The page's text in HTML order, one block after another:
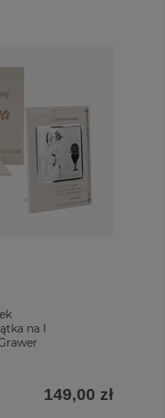
zyskały jedyny w swoim
na I
149,00 zł